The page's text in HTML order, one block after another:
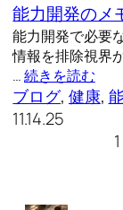
能力開発のメ
能力開発で必要
情報を排除視界
…続きを読む
ブログ, 健康,
11.14.25
1